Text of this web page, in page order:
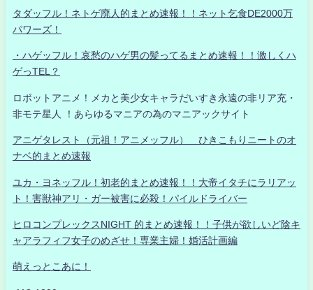
タダッフル！ネトゲ廃人的まとめ速報！！ネット乞食DE2000万
パワーズ！
・ハゲッフル！哀愁のハゲ男の髪ってるまとめ速報！！激しくハ
ゲっTEL？
ロボットアニメ！メカと美少女キャラだいすき永遠の非リア充・
非モテ星人 ！あらゆるマニアの為のマニアックサイト
アニゲタレスト（元祖！アニメッフル） ひきこもりニートのオ
ナベ的まとめ速報
ユカ・ヨネッフル！初老的まとめ速報！！大帝イタチにラリアッ
ト！害獣神アリ・ガー被害に必殺！パイルドライバー
ヒロコンプレックスNIGHT 的まとめ速報！！子供が欲しいど陰キ
ャアラフィフ女子のめざせ！専業主婦！婚活計画編
萌えっとこあに！